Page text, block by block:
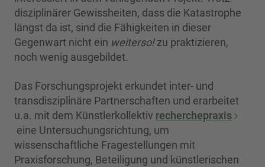
disziplinärer Gewissheiten, dass die Katastrophe
längst da ist, sind die Fähigkeiten in dieser
Gegenwart nicht ein weiterso!zu praktizieren,
noch wenig ausgebildet.
Das Forschungsprojekt erkundet inter- und
transdisziplinäre Partnerschaften und erarbeitet
u.a. mit dem Künstlerkollektiv recherchepraxis
eine Untersuchungsrichtung, um
wissenschaftliche Fragestellungen mit
Praxisforschung, Beteiligung und künstlerischen